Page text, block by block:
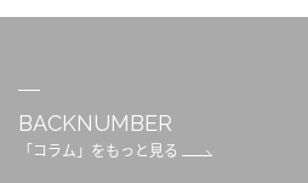
BACKNUMBER
「コラム」をもっと見る